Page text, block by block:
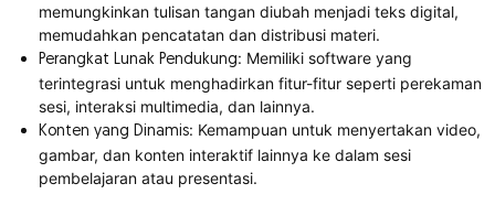
memungkinkan tulisan tangan diubah menjadi teks digital,
memudahkan pencatatan dan distribusi materi.
Perangkat Lunak Pendukung: Memiliki software yang
terintegrasi untuk menghadirkan fitur-fitur seperti perekaman
sesi, interaksi multimedia, dan lainnya.
Konten yang Dinamis: Kemampuan untuk menyertakan video,
gambar, dan konten interaktif lainnya ke dalam sesi
pembelajaran atau presentasi.